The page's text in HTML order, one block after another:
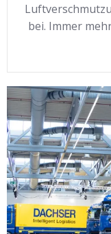
bei. Immer